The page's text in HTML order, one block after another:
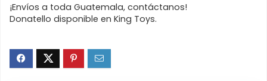
¡Envíos a toda Guatemala, contáctanos!
Donatello disponible en King Toys.